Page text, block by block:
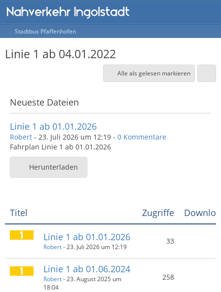
Stadtbus Pfaffenhofen
Linie 1 ab 04.01.2022
Alle als gelesen markieren
Neueste Dateien
Linie 1 ab 01.01.2026
Robert - 23. Juli 2026 um 12:19 - 0 Kommentare
Fahrplan Linie 1 ab 01.01.2026
Herunterladen
Titel Zugriffe
Linie 1 ab 01.01.2026
Robert-23. Juli 2026 um 12:19
33
Linie 1 ab 01.06.2024
Robert-23. August 2025 um
18:04
258